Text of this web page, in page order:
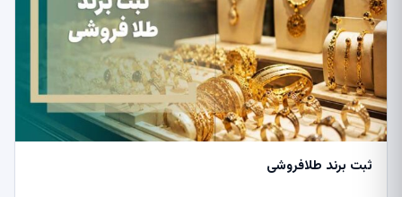
ثبت برند طلافروشی